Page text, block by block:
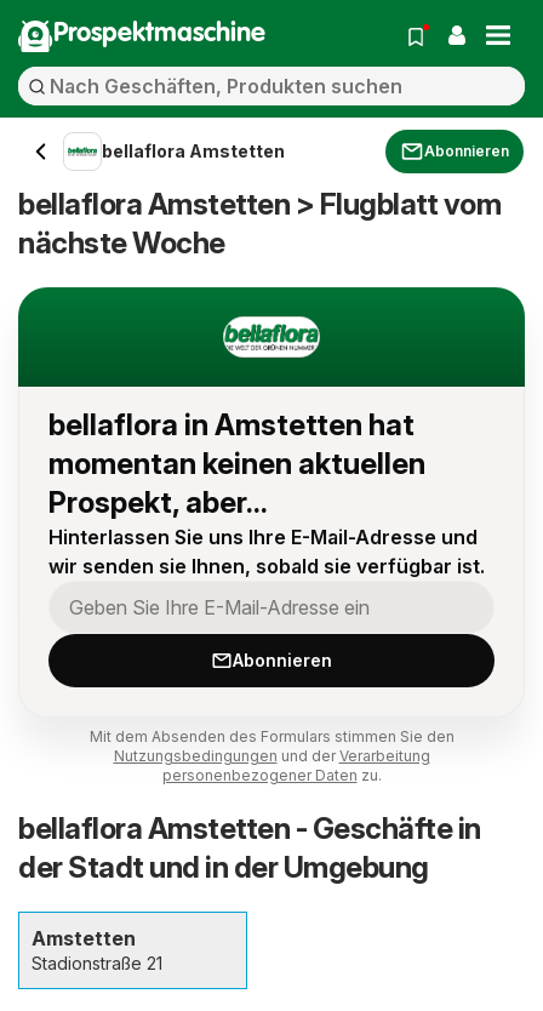
Prospektmaschine
bellaflora Amstetten Abonnieren
bellaflora Amstetten > Flugblatt vom
nächste Woche
bellaflora in Amstetten hat
momentan keinen aktuellen
Prospekt, aber...
Hinterlassen Sie uns Ihre E-Mail-Adresse und
wir senden sie Ihnen, sobald sie verfügbar ist.
Abonnieren
Mit dem Absenden des Formulars stimmen Sie den
Nutzungsbedingungen und derVerarbeitung
personenbezogener Daten zu.
bellaflora Amstetten - Geschäfte in
der Stadt und in der Umgebung
Amstetten
Stadionstraße 21